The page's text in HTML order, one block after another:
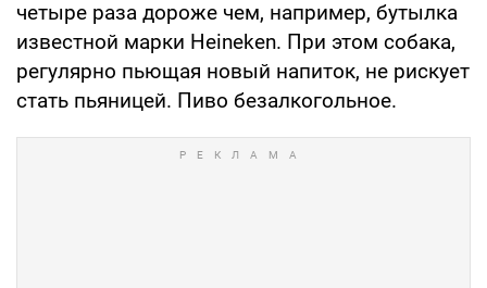
четыре раза дороже чем, например, бутылка
известной марки Heineken. При этом собака,
регулярно пьющая новый напиток, не рискует
стать пьяницей. Пиво безалкогольное.